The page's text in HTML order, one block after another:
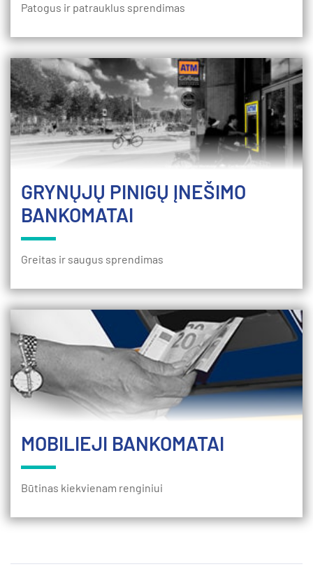
Patogus ir patrauklus sprendimas
GRYNŲJŲ PINIGŲ ĮNEŠIMO
BANKOMATAI
Greitas ir saugus sprendimas
MOBILIEJI BANKOMATAI
Būtinas kiekvienam renginiui